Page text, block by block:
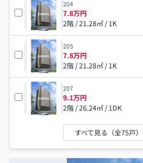
204
7.8万円
2階 / 21.28㎡ / 1K
205
7.8万円
2階 / 21.28㎡ / 1K
207
9.1万円
2階 / 26.24㎡ / 1DK
すべて見る（全75戸）